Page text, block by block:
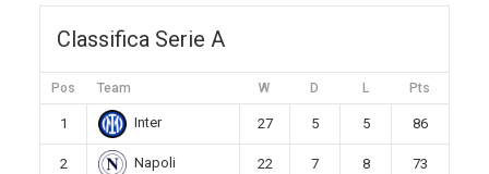
Classifica Serie A
Pos Team W D L Pts
1 Inter 27 5 5 86
2 Napoli 22 7 8 73